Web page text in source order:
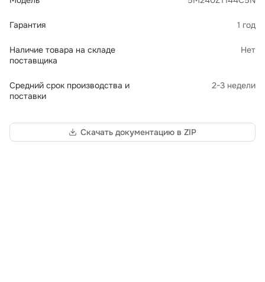
Гарантия 1 год
Наличие товара на складе
поставщика
Нет
Средний срок производства и
поставки
2-3 недели
Скачать документацию в ZIP